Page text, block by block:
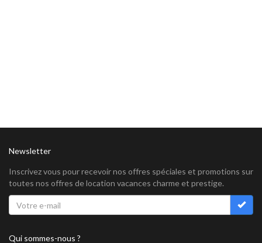
Newsletter
Inscrivez vous pour recevoir nos offres spéciales et promotions sur
toutes nos offres de location vacances charme et prestige.
Qui sommes-nous ?